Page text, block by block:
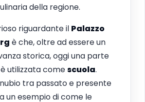
della regione.
riguardante il Palazzo
è che, oltre ad essere un
storica, oggi una parte
utilizzata comescuola.
tra passato e presente
un esempio di come le